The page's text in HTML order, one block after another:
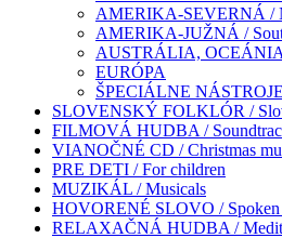
AMERIKA-SEVERNÁ /
AMERIKA-JUŽNÁ /
AUSTRÁLIA,
EURÓPA
ŠPECIÁLNE
SLOVENSKÝ FOLKLÓR /
FILMOVÁ HUDBA /
VIANOČNÉ CD / Christmas
PRE DETI / For children
MUZIKÁL / Musicals
HOVORENÉ SLOVO /
RELAXAČNÁ HUDBA /